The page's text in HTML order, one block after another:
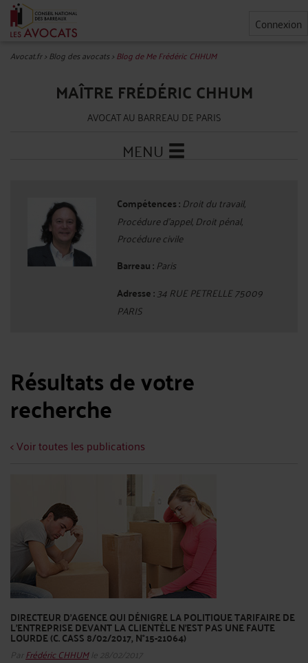
Connexion
Avocat.fr>Blog des avocats>Blog de Me Frédéric CHHUM
MAÎTRE FRÉDÉRIC CHHUM
AVOCAT AU BARREAU DE PARIS
MENU
Compétences : Droit du travail,
Procédure d'appel, Droit pénal,
Procédure civile
Barreau : Paris
Adresse :34 RUE PETRELLE 75009
PARIS
Résultats de votre
recherche
< Voir toutes les publications
DIRECTEUR D’AGENCE QUI DÉNIGRE LA POLITIQUE TARIFAIRE DE
L’ENTREPRISE DEVANT LA CLIENTÈLE N’EST PAS UNE FAUTE
LOURDE (C. CASS 8/02/2017, N°15-21064)
Par Frédéric CHHUMle 28/02/2017